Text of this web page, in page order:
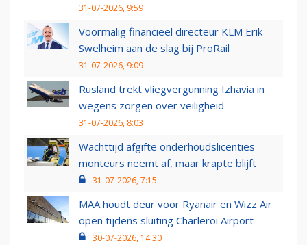
31-07-2026, 9:59
Voormalig financieel directeur KLM Erik
Swelheim aan de slag bij ProRail
31-07-2026, 9:09
Rusland trekt vliegvergunning Izhavia in
wegens zorgen over veiligheid
31-07-2026, 8:03
Wachttijd afgifte onderhoudslicenties
monteurs neemt af, maar krapte blijft
31-07-2026, 7:15
MAA houdt deur voor Ryanair en Wizz Air
open tijdens sluiting Charleroi Airport
30-07-2026, 14:30